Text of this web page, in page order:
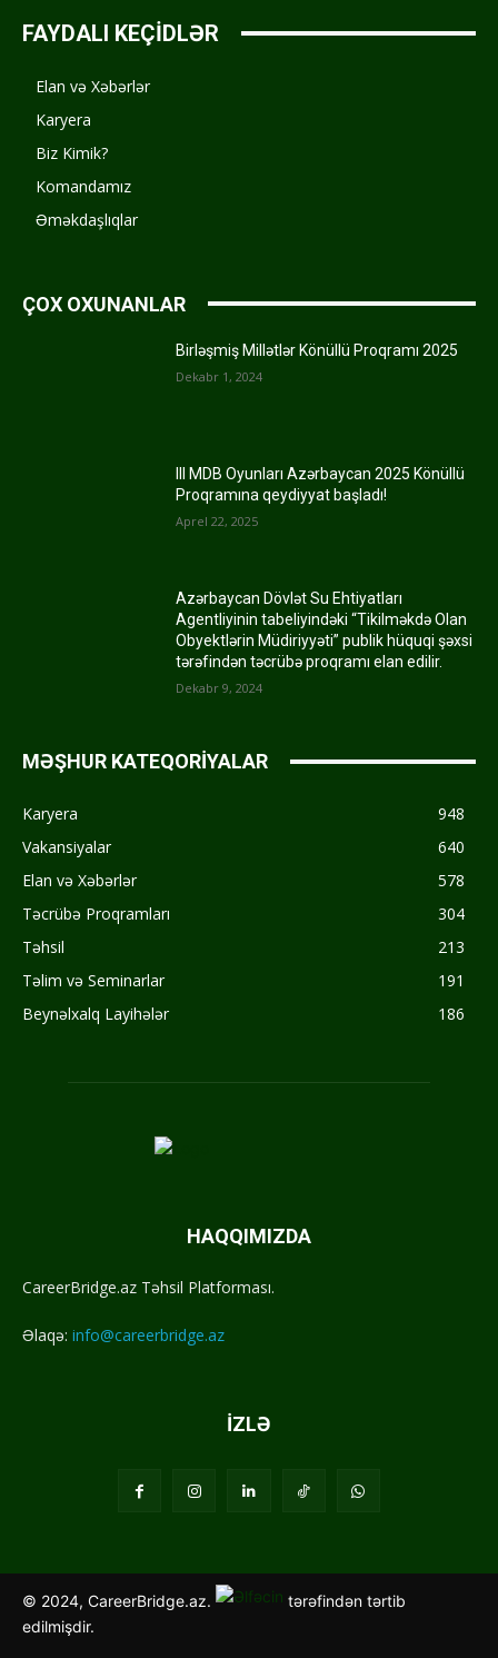
FAYDALI KEÇİDLƏR
Elan və Xəbərlər
Karyera
Biz Kimik?
Komandamız
Əməkdaşlıqlar
ÇOX OXUNANLAR
Birləşmiş Millətlər Könüllü Proqramı 2025
Dekabr 1, 2024
III MDB Oyunları Azərbaycan 2025 Könüllü
Proqramına qeydiyyat başladı!
Aprel 22, 2025
Azərbaycan Dövlət Su Ehtiyatları
Agentliyinin tabeliyindəki “Tikilməkdə Olan
Obyektlərin Müdiriyyəti” publik hüquqi şəxsi
tərəfindən təcrübə proqramı elan edilir.
Dekabr 9, 2024
MƏŞHUR KATEQORİYALAR
Karyera
948
Vakansiyalar
640
Elan və Xəbərlər
578
Təcrübə Proqramları
304
Təhsil
213
Təlim və Seminarlar
191
Beynəlxalq Layihələr
186
HAQQIMIZDA
CareerBridge.az Təhsil Platforması.
Əlaqə: info@careerbridge.az
İZLƏ
© 2024, CareerBridge.az.
tərəfindən tərtib
edilmişdir.